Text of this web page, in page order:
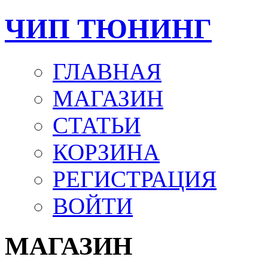
ЧИП ТЮНИНГ
ГЛАВНАЯ
МАГАЗИН
СТАТЬИ
КОРЗИНА
РЕГИСТРАЦИЯ
ВОЙТИ
МАГАЗИН